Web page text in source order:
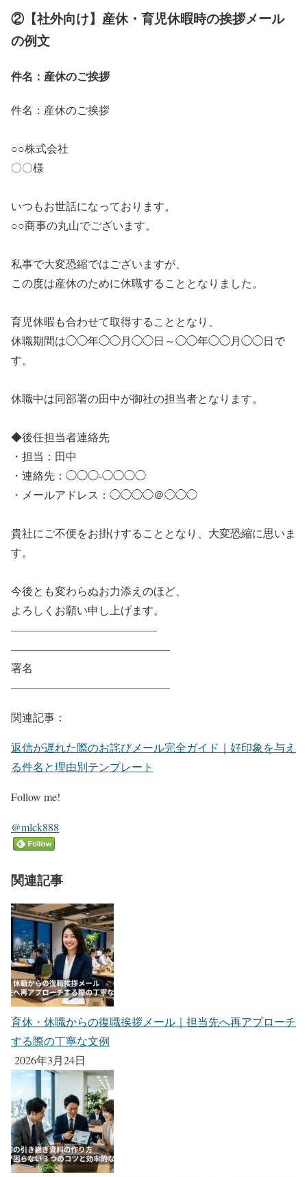
②【社外向け】産休・育児休暇時の挨拶メール
の例文
件名：産休のご挨拶
件名：産休のご挨拶
○○株式会社
〇〇様
いつもお世話になっております。
○○商事の丸山でございます。
私事で大変恐縮ではございますが、
この度は産休のために休職することとなりました。
育児休暇も合わせて取得することとなり、
休職期間は◯◯年◯◯月◯◯日～◯◯年◯◯月◯◯日で
す。
休職中は同部署の田中が御社の担当者となります。
◆後任担当者連絡先
・担当：田中
・連絡先：◯◯◯-◯◯◯◯
・メールアドレス：◯◯◯◯＠◯◯◯
貴社にご不便をお掛けすることとなり、大変恐縮に思いま
す。
今後とも変わらぬお力添えのほど、
よろしくお願い申し上げます。
—————————————-
——————————————–
署名
——————————————–
関連記事：
返信が遅れた際のお詫びメール完全ガイド｜好印象を与え
る件名と理由別テンプレート
Follow me!
@mlck888
関連記事
育休・休職からの復職挨拶メール｜担当先へ再アプローチ
する際の丁寧な文例
2026年3月24日